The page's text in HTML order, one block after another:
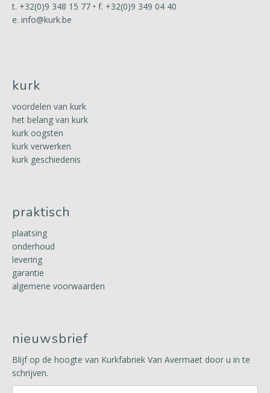
t. +32(0)9 348 15 77 • f. +32(0)9 349 04 40
e. info@kurk.be
kurk
voordelen van kurk
het belang van kurk
kurk oogsten
kurk verwerken
kurk geschiedenis
praktisch
plaatsing
onderhoud
levering
garantie
algemene voorwaarden
nieuwsbrief
Blijf op de hoogte van Kurkfabriek Van Avermaet door u in te
schrijven.